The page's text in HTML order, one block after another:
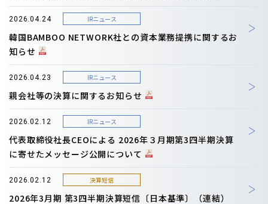
2026.04.24 IRニュース
韓国BAMBOO NETWORK社との資本業務提携に関するお
知らせ
2026.04.23 IRニュース
親会社等の決算に関するお知らせ
2026.02.12 IRニュース
代表取締役社長CEOによる 2026年３月期第3四半期決算
に寄せたメッセージ公開について
2026.02.12 決算短信
2026年3月期 第3四半期決算短信〔日本基準〕（連結）